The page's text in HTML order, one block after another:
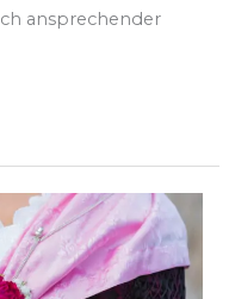
ansprechender